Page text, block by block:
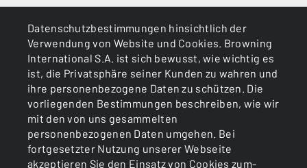
Datenschutzbestimmungen hinsichtlich der
Verwendung von Website und Cookies. Browning
International S.A. ist sich bewusst, wie wichtig es
ist, die Privatsphäre seiner Kunden zu wahren und
ihre personenbezogene Daten zu schützen. Die
vorliegenden Bestimmungen beschreiben, wie wir
mit den von uns gesammelten
personenbezogenen Daten umgehen. Bei
fortgesetzter Nutzung unserer Webseite
akzeptieren Sie den Einsatz von Cookies zum-
DIENSTLEISTUNGEN